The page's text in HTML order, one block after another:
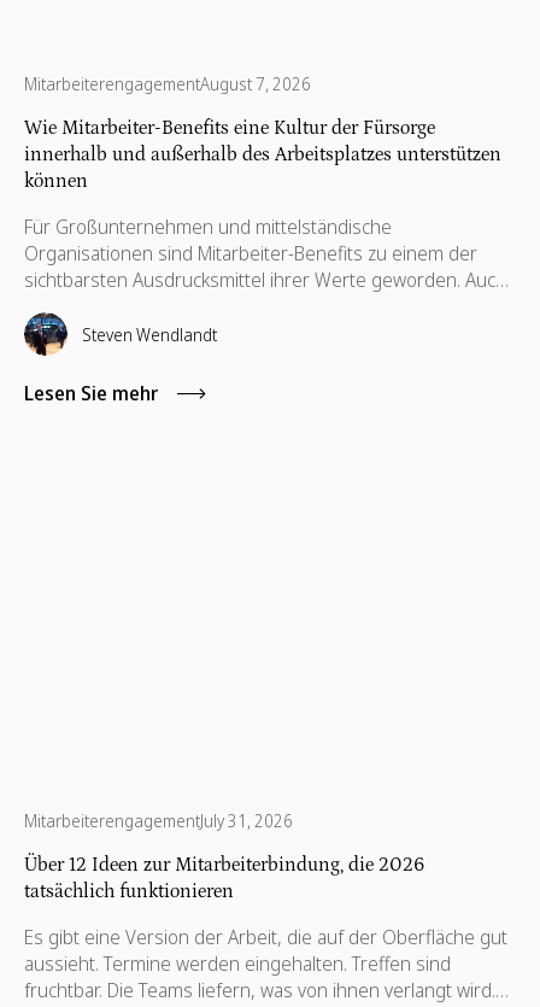
MitarbeiterengagementAugust 7, 2026
Wie Mitarbeiter-Benefits eine Kultur der Fürsorge
innerhalb und außerhalb des Arbeitsplatzes unterstützen
können
Für Großunternehmen und mittelständische
Organisationen sind Mitarbeiter-Benefits zu einem der
sichtbarsten Ausdrucksmittel ihrer Werte geworden. Auch
wenn eine wettbewerbsfähige Vergütung wichtig bleibt,
suchen Arbeitnehmer heute nach Arbeitgebern, die in ihr
persönliches Wohlbefinden investieren und gleichzeitig
Möglichkeiten bieten, über den Büroalltag hinaus einen
Steven Wendlandt
Lesen Sie mehr
MitarbeiterengagementJuly 31, 2026
Über 12 Ideen zur Mitarbeiterbindung, die 2026
tatsächlich funktionieren
Es gibt eine Version der Arbeit, die auf der Oberfläche gut
aussieht. Termine werden eingehalten. Treffen sind
fruchtbar. Die Teams liefern, was von ihnen verlangt wird.